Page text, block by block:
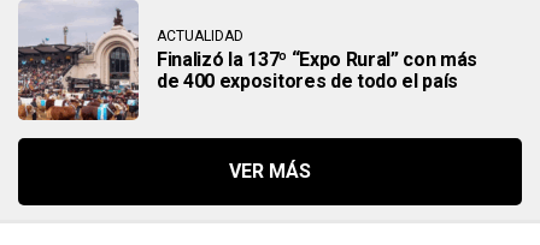
ACTUALIDAD
Finalizó la 137º “Expo Rural” con más
de 400 expositores de todo el país